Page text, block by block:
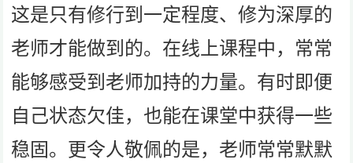
这是只有修行到一定程度、修为深厚的
老师才能做到的。在线上课程中，常常
能够感受到老师加持的力量。有时即便
自己状态欠佳，也能在课堂中获得一些
稳固。更令人敬佩的是，老师常常默默